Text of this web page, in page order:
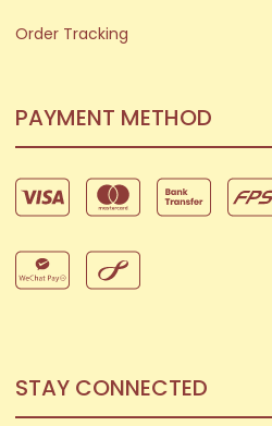
Order Tracking
PAYMENT METHOD
STAY CONNECTED